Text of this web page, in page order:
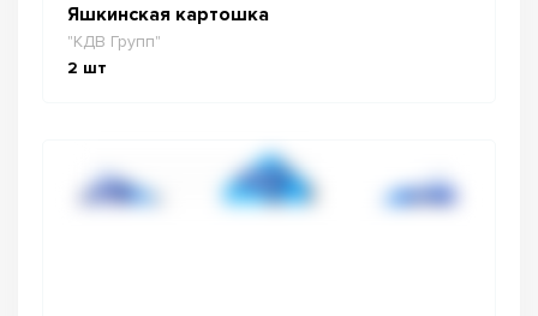
Яшкинская картошка
"КДВ Групп"
2 шт